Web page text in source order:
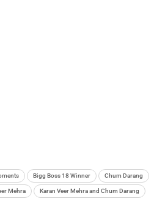
Bigg Boss 18 Winner Chum Darang
Mehra Karan Veer Mehra and Chum Darang